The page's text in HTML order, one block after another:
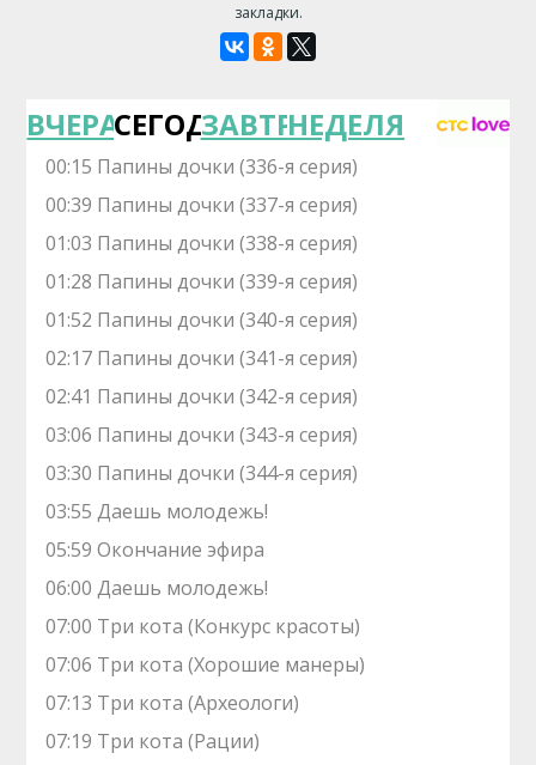
закладки.
ВЧЕРАСЕГОДНЯЗАВТРАНЕДЕЛЯ
00:15 Папины дочки (336-я серия)
00:39 Папины дочки (337-я серия)
01:03 Папины дочки (338-я серия)
01:28 Папины дочки (339-я серия)
01:52 Папины дочки (340-я серия)
02:17 Папины дочки (341-я серия)
02:41 Папины дочки (342-я серия)
03:06 Папины дочки (343-я серия)
03:30 Папины дочки (344-я серия)
03:55 Даешь молодежь!
05:59 Окончание эфира
06:00 Даешь молодежь!
07:00 Три кота (Конкурс красоты)
07:06 Три кота (Хорошие манеры)
07:13 Три кота (Археологи)
07:19 Три кота (Рации)